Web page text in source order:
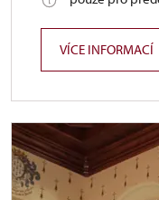
VÍCE INFORMACÍ